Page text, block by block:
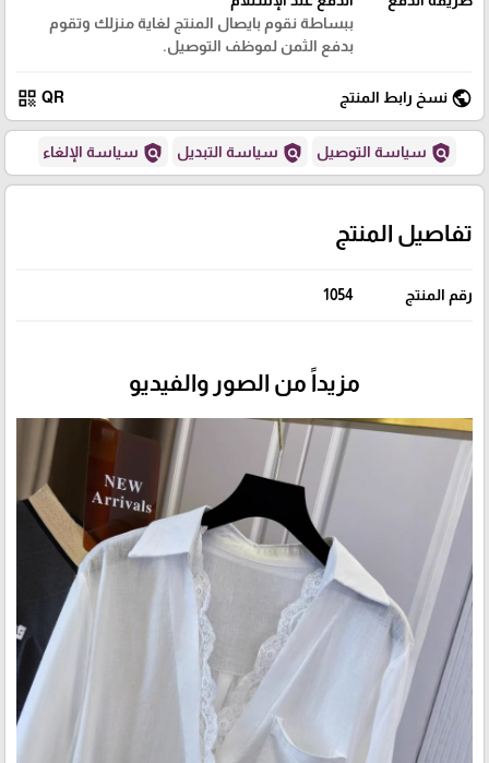
ببساطة نقوم بايصال المنتج لغاية منزلك وتقوم
بدفع الثمن لموظف التوصيل.
public نسخ رابط المنتج QR
qr_code
policy سياسة التوصيل policy سياسة التبديل policy سياسة الإلغاء
تفاصيل المنتج
رقم المنتج 1054
مزيداً من الصور والفيديو